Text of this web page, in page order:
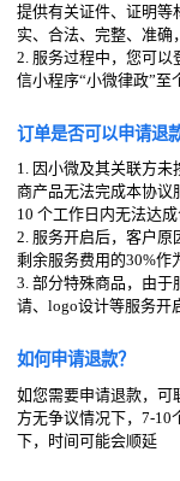
提供有关证件、证明等
实、合法、完整、准确
2. 服务过程中，您可以
信小程序“小微律政”至
订单是否可以申请退
1. 因小微及其关联方
商产品无法完成本协议
10 个工作日内无法达
2. 服务开启后，客户
剩余服务费用的30%作
3. 部分特殊商品，由
请、logo设计等服务开
如何申请退款？
如您需要申请退款，可
方无争议情况下，7-10
下，时间可能会顺延